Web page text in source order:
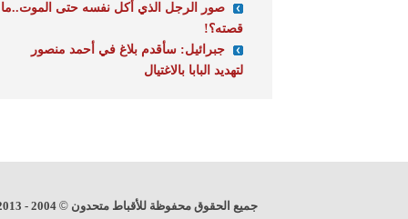
صور الرجل الذي أكل نفسه حتى الموت..ما
قصته؟!‎
جبرائيل: سأقدم بلاغ في أحمد منصور
لتهديد البابا بالاغتيال
جميع الحقوق محفوظة للأقباط متحدون©
2004 - 2013